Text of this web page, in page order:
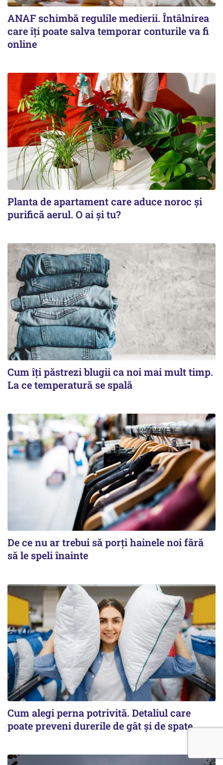
ANAF schimbă regulile medierii. Întâlnirea
care îți poate salva temporar conturile va fi
online
Planta de apartament care aduce noroc și
purifică aerul. O ai și tu?
Cum îți păstrezi blugii ca noi mai mult timp.
La ce temperatură se spală
De ce nu ar trebui să porți hainele noi fără
să le speli înainte
Cum alegi perna potrivită. Detaliul care
poate preveni durerile de gât și de spate